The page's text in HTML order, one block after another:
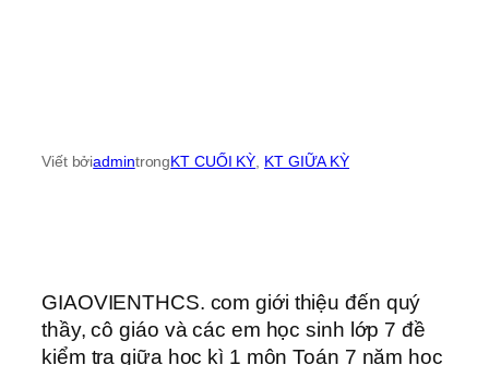
Viết bởiadmintrongKT CUỐI KỲ KT GIỮA KỲ
GIAOVIENTHCS. com giới thiệu đến quý
thầy, cô giáo và các em học sinh lớp 7 đề
kiểm tra giữa học kì 1 môn Toán 7 năm học